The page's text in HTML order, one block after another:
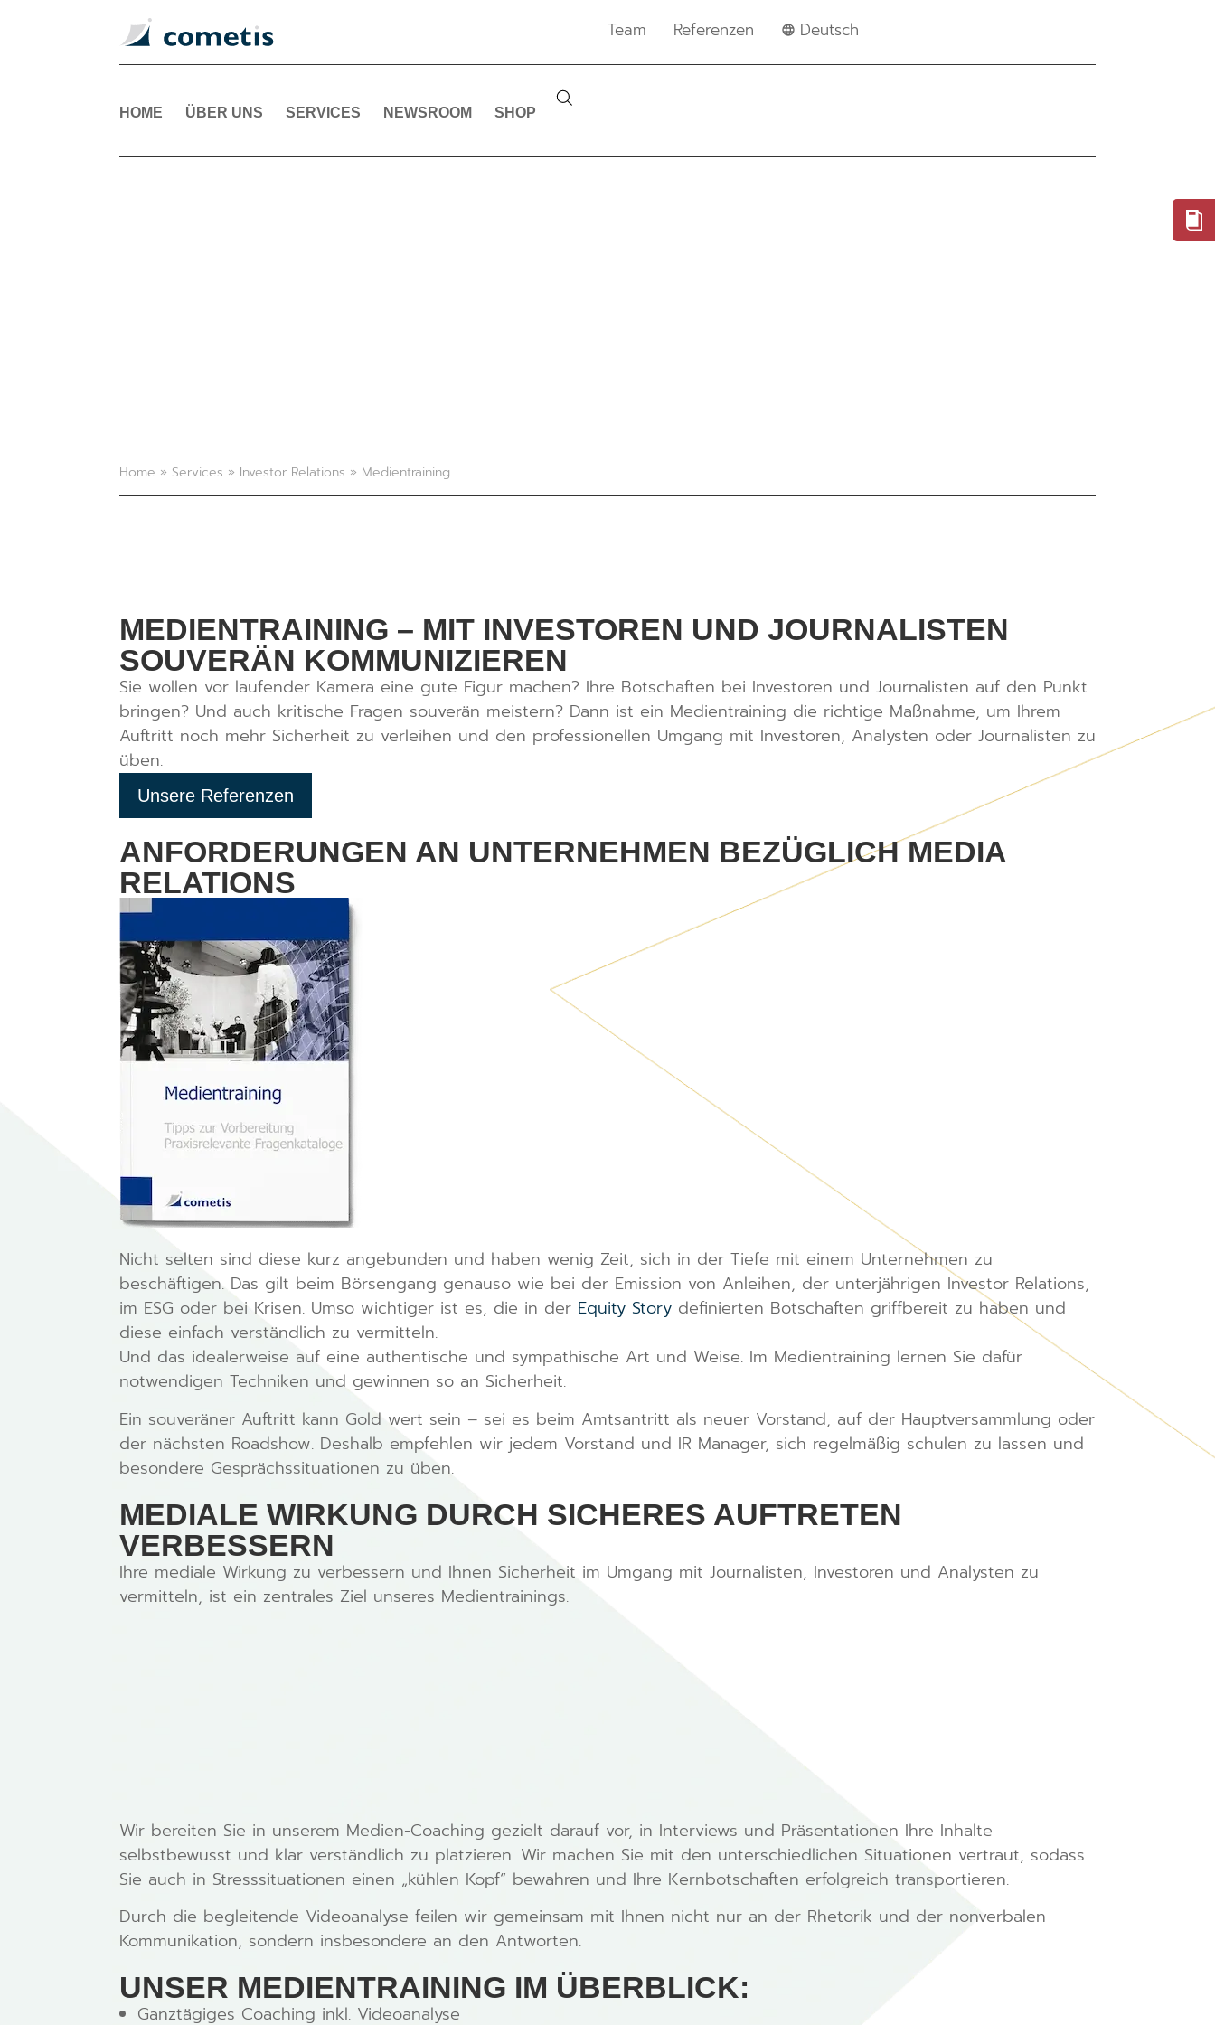
Team Referenzen Deutsch
HOME ÜBER UNS SERVICES NEWSROOM SHOP
Home » Services » Investor Relations » Medientraining
MEDIENTRAINING – MIT INVESTOREN UND JOURNALISTEN
SOUVERÄN KOMMUNIZIEREN
Sie wollen vor laufender Kamera eine gute Figur machen? Ihre Botschaften bei Investoren und Journalisten auf den Punkt
bringen? Und auch kritische Fragen souverän meistern? Dann ist ein Medientraining die richtige Maßnahme, um Ihrem
Auftritt noch mehr Sicherheit zu verleihen und den professionellen Umgang mit Investoren, Analysten oder Journalisten zu
üben.
Unsere Referenzen
ANFORDERUNGEN AN UNTERNEHMEN BEZÜGLICH MEDIA
RELATIONS
Nicht selten sind diese kurz angebunden und haben wenig Zeit, sich in der Tiefe mit einem Unternehmen zu
beschäftigen. Das gilt beim Börsengang genauso wie bei der Emission von Anleihen, der unterjährigen Investor Relations,
im ESG oder bei Krisen. Umso wichtiger ist es, die in der Equity Story definierten Botschaften griffbereit zu haben und
diese einfach verständlich zu vermitteln.
Und das idealerweise auf eine authentische und sympathische Art und Weise. Im Medientraining lernen Sie dafür
notwendigen Techniken und gewinnen so an Sicherheit.
Ein souveräner Auftritt kann Gold wert sein – sei es beim Amtsantritt als neuer Vorstand, auf der Hauptversammlung oder
der nächsten Roadshow. Deshalb empfehlen wir jedem Vorstand und IR Manager, sich regelmäßig schulen zu lassen und
besondere Gesprächssituationen zu üben.
MEDIALE WIRKUNG DURCH SICHERES AUFTRETEN
VERBESSERN
Ihre mediale Wirkung zu verbessern und Ihnen Sicherheit im Umgang mit Journalisten, Investoren und Analysten zu
vermitteln, ist ein zentrales Ziel unseres Medientrainings.
Wir bereiten Sie in unserem Medien-Coaching gezielt darauf vor, in Interviews und Präsentationen Ihre Inhalte
selbstbewusst und klar verständlich zu platzieren. Wir machen Sie mit den unterschiedlichen Situationen vertraut, sodass
Sie auch in Stresssituationen einen „kühlen Kopf“ bewahren und Ihre Kernbotschaften erfolgreich transportieren.
Durch die begleitende Videoanalyse feilen wir gemeinsam mit Ihnen nicht nur an der Rhetorik und der nonverbalen
Kommunikation, sondern insbesondere an den Antworten.
UNSER MEDIENTRAINING IM ÜBERBLICK:
Ganztägiges Coaching inkl. Videoanalyse